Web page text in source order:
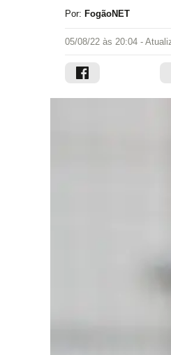
Por: FogãoNET
05/08/22 às 20:04 -